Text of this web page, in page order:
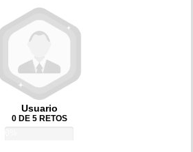
Usuario
0 DE 5 RETOS